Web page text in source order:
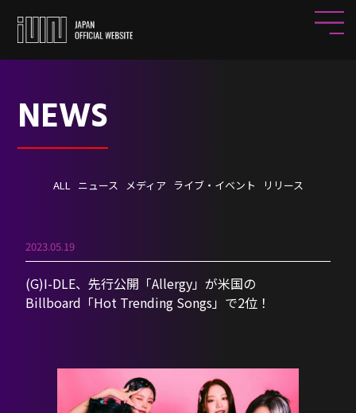
NEWS
ALL ニュース メディア ライブ・イベント リリース
2023.05.19
(G)I-DLE、先行公開「Allergy」が米国の
Billboard「Hot Trending Songs」で2位！